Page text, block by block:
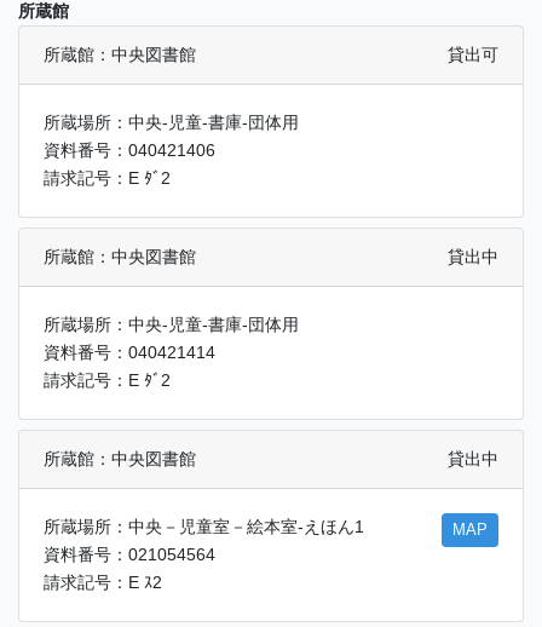
所蔵館
所蔵館：中央図書館 貸出可
所蔵場所：中央-児童-書庫-団体用
資料番号：040421406
請求記号：E ﾀﾞ2
所蔵館：中央図書館 貸出中
所蔵場所：中央-児童-書庫-団体用
資料番号：040421414
請求記号：E ﾀﾞ2
所蔵館：中央図書館 貸出中
所蔵場所：中央－児童室－絵本室-えほん1
資料番号：021054564
請求記号：E ｽ2
MAP